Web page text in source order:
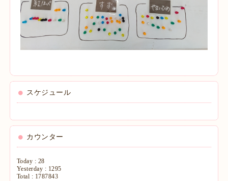
スケジュール
カウンター
Today : 28
Yesterday : 1295
Total : 1787843